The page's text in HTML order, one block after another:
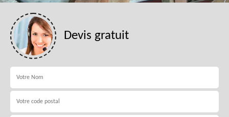
Devis gratuit